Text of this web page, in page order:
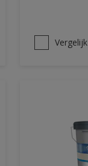
Vergelijk